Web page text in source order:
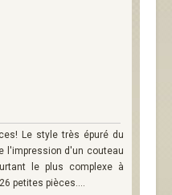
Le style très épuré du
l'impression d'un couteau
le plus complexe à
petites pièces....